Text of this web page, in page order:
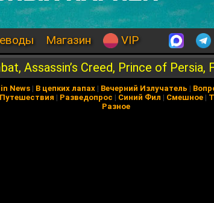
Магазин VIP
Assassin’s Creed, Prince of Persia,
News | В цепких лапах | Вечерний Излучатель |
Путешествия | Разведопрос | Синий Фил | Смешное |
Разное